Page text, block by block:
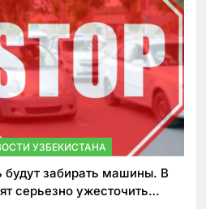
УЗБЕКИСТАНА
будут забирать машины. В
серьезно ужесточить